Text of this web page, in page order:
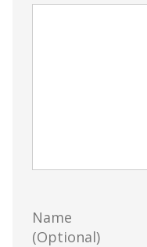
Name
(Optional)